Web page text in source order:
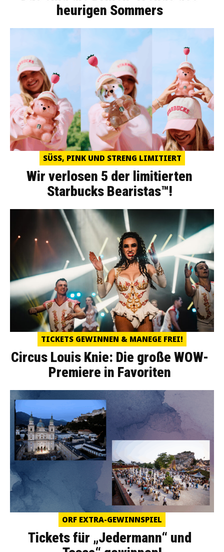
heurigen Sommers
SÜSS, PINK UND STRENG LIMITIERT
Wir verlosen 5 der limitierten
Starbucks Bearistas™!
TICKETS GEWINNEN & MANEGE FREI!
Circus Louis Knie: Die große WOW-
Premiere in Favoriten
ORF EXTRA-GEWINNSPIEL
Tickets für „Jedermann“ und